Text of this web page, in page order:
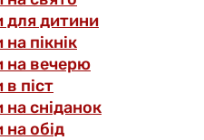
для дитини
пікнік
на вечерю
піст
сніданок
обід